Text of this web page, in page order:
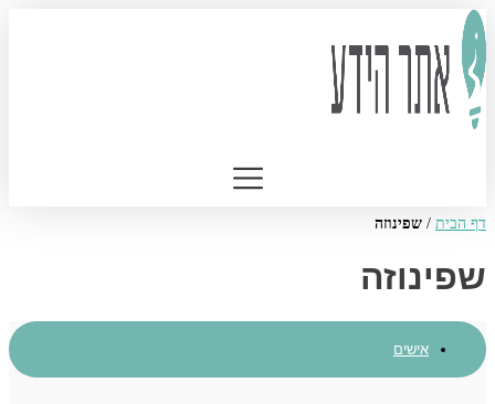
דלג
לתוכן
דף הבית / שפינוזה
שפינוזה
אישים